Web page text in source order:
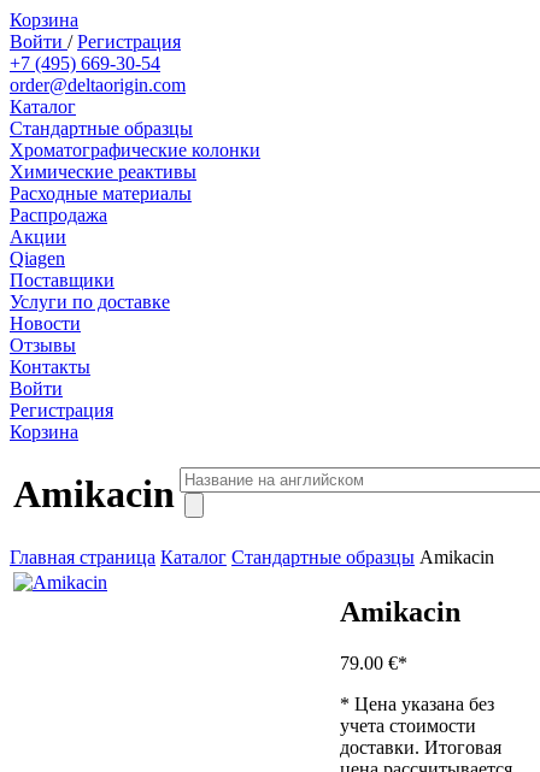
Корзина
Войти /Регистрация
+7 (495) 669-30-54
order@deltaorigin.com
Каталог
Стандартные образцы
Хроматографические колонки
Химические реактивы
Расходные материалы
Распродажа
Акции
Qiagen
Поставщики
Услуги по доставке
Новости
Отзывы
Контакты
Войти
Регистрация
Корзина
Amikacin
Главная страница Каталог Стандартные образцы Amikacin
Amikacin
79.00 €*
* Цена указана без
учета стоимости
доставки. Итоговая